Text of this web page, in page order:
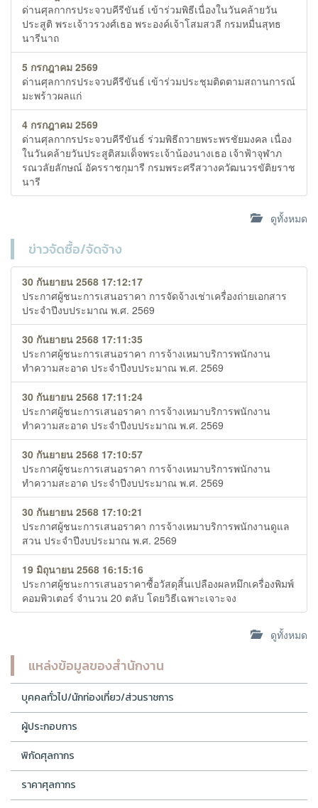
ด่านศุลกากรประจวบคีรีขันธ์ เข้าร่วมพิธีเนื่องในวันคล้ายวัน
ประสูติ พระเจ้าวรวงศ์เธอ พระองค์เจ้าโสมสวลี กรมหมื่นสุทธ
นารีนาถ
5 กรกฎาคม 2569
ด่านศุลกากรประจวบคีรีขันธ์ เข้าร่วมประชุมติดตามสถานการณ์
มะพร้าวผลแก่
4 กรกฎาคม 2569
ด่านศุลกากรประจวบคีรีขันธ์ ร่วมพิธีถวายพระพรชัยมงคล เนื่อง
ในวันคล้ายวันประสูติสมเด็จพระเจ้าน้องนางเธอ เจ้าฟ้าจุฬาภ
รณวลัยลักษณ์ อัครราชกุมารี กรมพระศรีสวางควัฒนวรขัติยราช
นารี
ดูทั้งหมด
ข่าวจัดซื้อ/จัดจ้าง
30 กันยายน 2568 17:12:17
ประกาศผู้ชนะการเสนอราคา การจัดจ้างเช่าเครื่องถ่ายเอกสาร
ประจำปีงบประมาณ พ.ศ. 2569
30 กันยายน 2568 17:11:35
ประกาศผู้ชนะการเสนอราคา การจ้างเหมาบริการพนักงาน
ทำความสะอาด ประจำปีงบประมาณ พ.ศ. 2569
30 กันยายน 2568 17:11:24
ประกาศผู้ชนะการเสนอราคา การจ้างเหมาบริการพนักงาน
ทำความสะอาด ประจำปีงบประมาณ พ.ศ. 2569
30 กันยายน 2568 17:10:57
ประกาศผู้ชนะการเสนอราคา การจ้างเหมาบริการพนักงาน
ทำความสะอาด ประจำปีงบประมาณ พ.ศ. 2569
30 กันยายน 2568 17:10:21
ประกาศผู้ชนะการเสนอราคา การจ้างเหมาบริการพนักงานดูแล
สวน ประจำปีงบประมาณ พ.ศ. 2569
19 มิถุนายน 2568 16:15:16
ประกาศผู้ชนะการเสนอราคาซื้อวัสดุสิ้นเปลืองผลหมึกเครื่องพิมพ์
คอมพิวเตอร์ จำนวน 20 ตลับ โดยวิธีเฉพาะเจาะจง
ดูทั้งหมด
แหล่งข้อมูลของสำนักงาน
บุคคลทั่วไป/นักท่องเที่ยว/ส่วนราชการ
ผู้ประกอบการ
พิกัดศุลกากร
ราคาศุลกากร